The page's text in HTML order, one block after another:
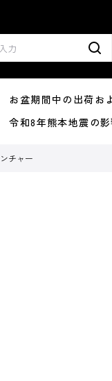
盆期間中の出荷お
和8年熊本地震の影
チャー